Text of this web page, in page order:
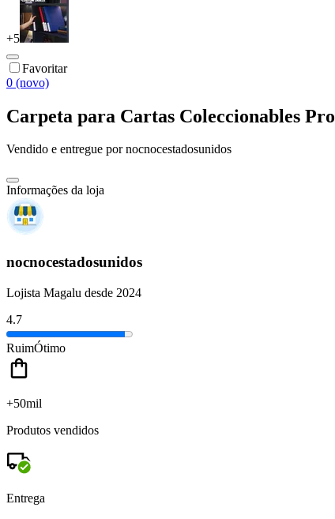
+5
Favoritar
0 (novo)
Carpeta para Cartas Coleccionables
Vendido e entregue por nocnocestadosunidos
Informações da loja
nocnocestadosunidos
Lojista Magalu desde 2024
4.7
RuimÓtimo
+50mil
Produtos vendidos
Entrega